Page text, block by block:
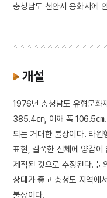
충청남도 천안시 용화사에
개설
1976년 충청남도 유형문화
385.4㎝, 어깨 폭 106.5㎝.
되는 거대한 불상이다. 타원
표현, 길쭉한 신체에 양감이
제작된 것으로 추정된다. 눈
상태가 좋고 충청도 지역에
불상이다.